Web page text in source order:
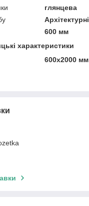
глянцева
600 мм
характеристики
600х2000 мм